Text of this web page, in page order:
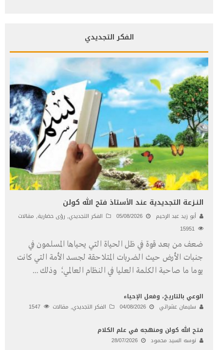
الفكر التجديدي
النـزعة التجديدية عند الأستاذ فتح الله كولن
أبو زيد عبد الرحيم 05/08/2026 الفكر التجديدي, رؤى حضارية, مقالات
ضعف من بعد قوة في ظل الحياة التي يحياها المسلمون في
جنبات الأرض حيث الضربات المتلاحقة لجسد الأمة التي كانت
يوما ما صاحبة الكلمة العليا في النظام العالمي؛ وذلك ...
الوعي بالتاريخ، وفعل الإحياء
سليمان عشراتي 04/08/2026 الفكر التجديدي, مقالات
فتح الله كولن ومنهجه في علم الكلام
نوسه السيد محمود
28/07/2026